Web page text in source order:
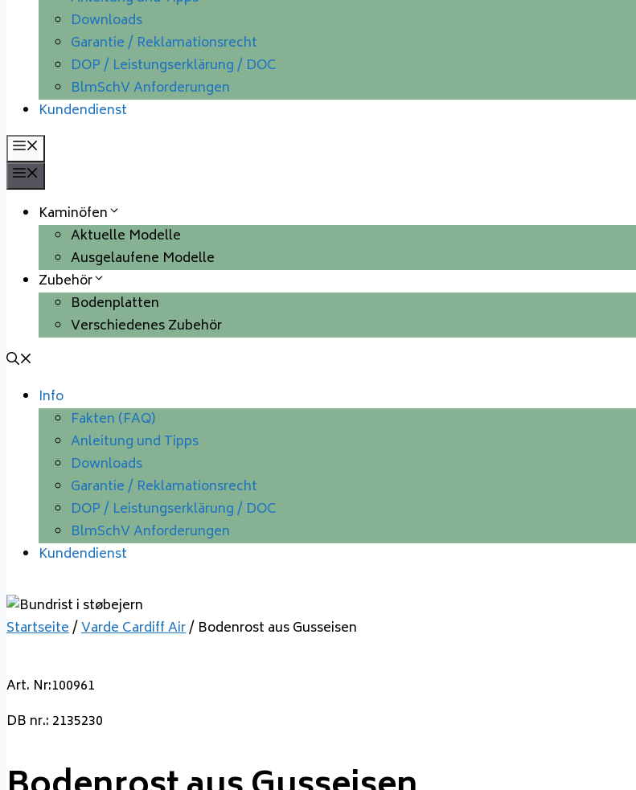
Downloads
Garantie / Reklamationsrecht
DOP / Leistungserklärung / DOC
BlmSchV Anforderungen
Kundendienst
Kaminöfen
Aktuelle Modelle
Ausgelaufene Modelle
Zubehör
Bodenplatten
Verschiedenes Zubehör
Info
Fakten (FAQ)
Anleitung und Tipps
Downloads
Garantie / Reklamationsrecht
DOP / Leistungserklärung / DOC
BlmSchV Anforderungen
Kundendienst
Startseite/Varde Cardiff Air/ Bodenrost aus Gusseisen
Art. Nr:100961
DB nr.: 2135230